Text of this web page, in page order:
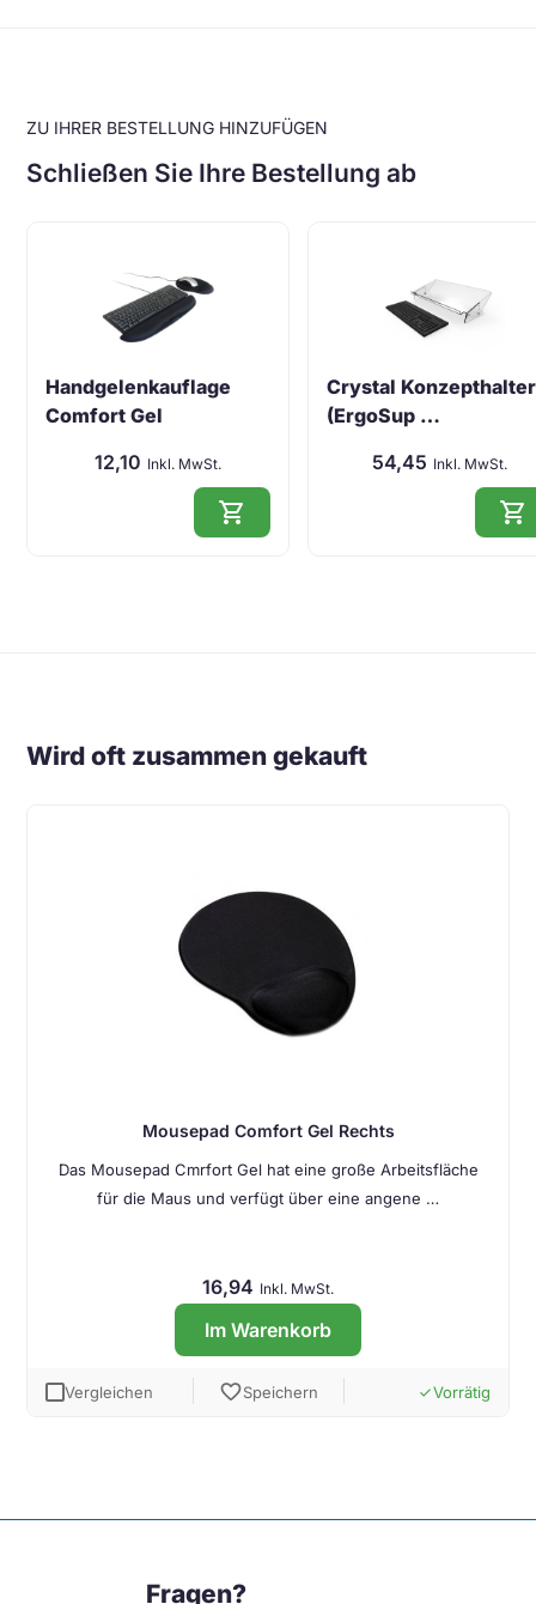
ZU IHRER BESTELLUNG HINZUFÜGEN
Schließen Sie Ihre Bestellung ab
Handgelenkauflage
Comfort Gel
12,10 Inkl. MwSt.
shopping_cart
Crystal Konzepthalter
(ErgoSup …
54,45 Inkl. MwSt.
shopping_cart
Wird oft zusammen gekauft
Mousepad Comfort Gel Rechts
Das Mousepad Cmrfort Gel hat eine große Arbeitsfläche
für die Maus und verfügt über eine angene …
16,94 Inkl. MwSt.
Im Warenkorb
Vergleichen favoriteSpeichern doneVorrätig
Fragen?